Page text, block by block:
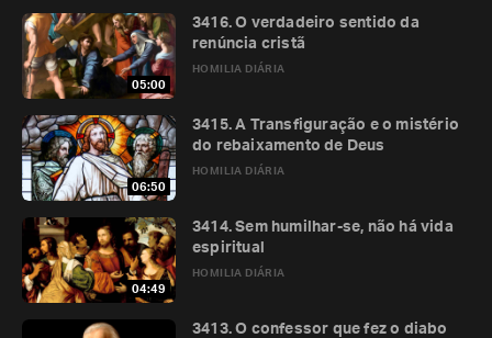
05:00
HOMILIA DIÁRIA
3416. O verdadeiro sentido da
renúncia cristã
06:50
HOMILIA DIÁRIA
3415. A Transfiguração e o mistério
do rebaixamento de Deus
04:49
HOMILIA DIÁRIA
3414. Sem humilhar-se, não há vida
espiritual
3413. O confessor que fez o diabo